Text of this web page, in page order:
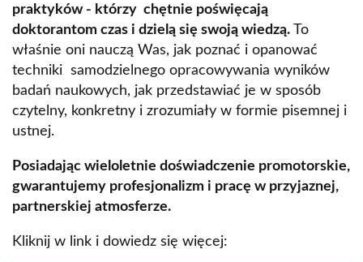
praktyków - którzy chętnie poświęcają
doktorantom czas i dzielą się swoją wiedzą. To
właśnie oni nauczą Was, jak poznać i opanować
techniki samodzielnego opracowywania wyników
badań naukowych, jak przedstawiać je w sposób
czytelny, konkretny i zrozumiały w formie pisemnej i
ustnej.
Posiadając wieloletnie doświadczenie promotorskie,
gwarantujemy profesjonalizm i pracę w przyjaznej,
partnerskiej atmosferze.
Kliknij w link i dowiedz się więcej: